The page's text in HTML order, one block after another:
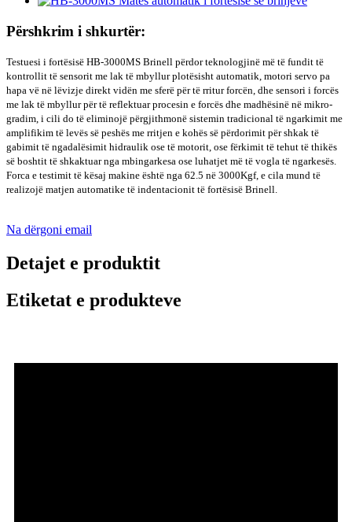
Përshkrim i shkurtër:
Testuesi i fortësisë HB-3000MS Brinell përdor teknologjinë më të fundit të
kontrollit të sensorit me lak të mbyllur plotësisht automatik, motori servo pa
hapa vë në lëvizje direkt vidën me sferë për të rritur forcën, dhe sensori i forcës
me lak të mbyllur për të reflektuar procesin e forcës dhe madhësinë në mikro-
gradim, i cili do të eliminojë përgjithmonë sistemin tradicional të ngarkimit me
amplifikim të levës së peshës me rritjen e kohës së përdorimit për shkak të
gabimit të ngadalësimit hidraulik ose të motorit, ose fërkimit të tehut të thikës
së boshtit të shkaktuar nga mbingarkesa ose luhatjet më të vogla të ngarkesës.
Forca e testimit të kësaj makine është nga 62.5 në 3000Kgf, e cila mund të
realizojë matjen automatike të indentacionit të fortësisë Brinell.
Na dërgoni email
Detajet e produktit
Etiketat e produkteve